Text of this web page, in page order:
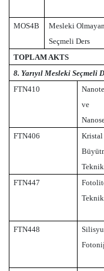
MOS4B
Mesleki
Seçmeli Ders
TOPLAM AKTS
8. Yarıyıl Mesleki Seçmeli
FTN410
ve
FTN406
Kristal
FTN447
FTN448